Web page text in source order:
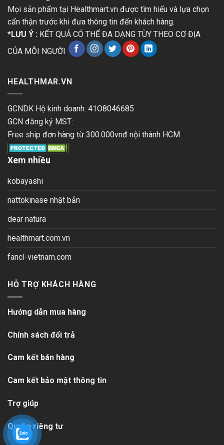
Mọi sản phẩm tại Healthmart.vn được tìm hiểu và lựa chọn
cẩn thận trước khi đưa thông tin đến khách hàng.
*LƯU Ý : KẾT QUẢ CÓ THỂ ĐA DẠNG TÙY THEO CƠ ĐỊA
CỦA MỖI NGƯỜI
HEALTHMAR.VN
GCNDK Hộ kinh doanh: 41O8046685
GCN đăng ký MST:
Free ship đơn hàng từ 300.000vnđ nội thành HCM
Xem nhiều
kobayashi
nattokinase nhật bản
dear natura
healthmart.com.vn
fancl-vietnam.com
HỖ TRỢ KHÁCH HÀNG
Hướng dẫn mua hàng
Chính sách đổi trả
Cam kết bán hàng
Cam kết bảo mật thông tin
Trợ giúp
Quyền riêng tư